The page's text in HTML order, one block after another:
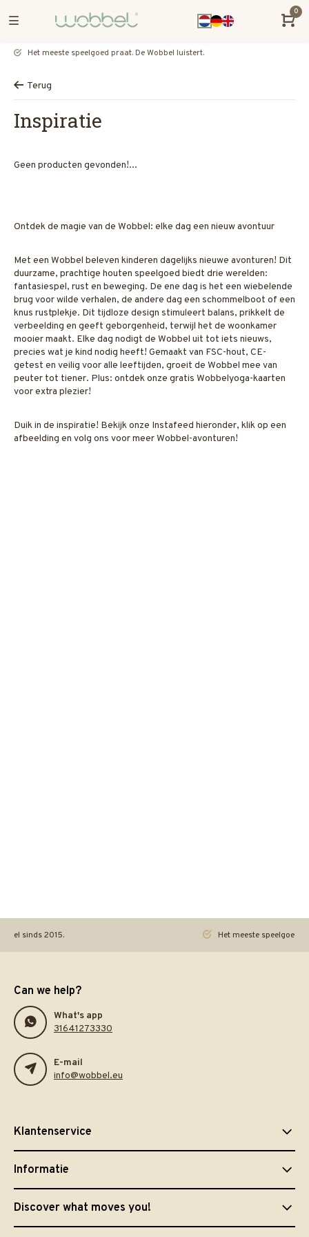
0
Het meeste speelgoed praat. De Wobbel luistert.
Terug
Inspiratie
Geen producten gevonden!...
Ontdek de magie van de Wobbel: elke dag een nieuw avontuur
Met een Wobbel beleven kinderen dagelijks nieuwe avonturen! Dit
duurzame, prachtige houten speelgoed biedt drie werelden:
fantasiespel, rust en beweging. De ene dag is het een wiebelende
brug voor wilde verhalen, de andere dag een schommelboot of een
knus rustplekje. Dit tijdloze design stimuleert balans, prikkelt de
verbeelding en geeft geborgenheid, terwijl het de woonkamer
mooier maakt. Elke dag nodigt de Wobbel uit tot iets nieuws,
precies wat je kind nodig heeft! Gemaakt van FSC-hout, CE-
getest en veilig voor alle leeftijden, groeit de Wobbel mee van
peuter tot tiener. Plus: ontdek onze gratis Wobbelyoga-kaarten
voor extra plezier!
Duik in de inspiratie! Bekijk onze Instafeed hieronder, klik op een
afbeelding en volg ons voor meer Wobbel-avonturen!
sinds 2015. Het meeste speelgoed
Can we help?
What's app
31641273330
E-mail
info@wobbel.eu
Klantenservice
Informatie
Discover what moves you!